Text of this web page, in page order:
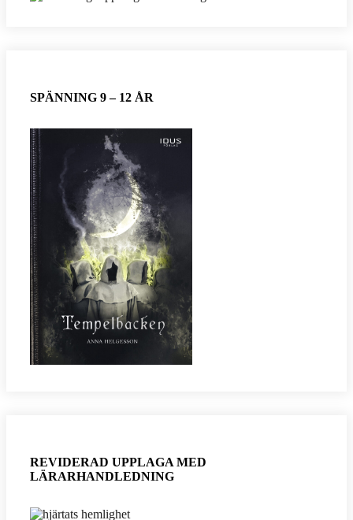
SPÄNNING 9 – 12 ÅR
REVIDERAD UPPLAGA MED
LÄRARHANDLEDNING